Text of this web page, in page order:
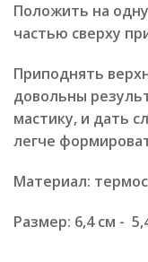
Положить на
частью сверху
Приподнять
довольны
мастику, и дать
легче
Материал:
Размер: 6,4 см -